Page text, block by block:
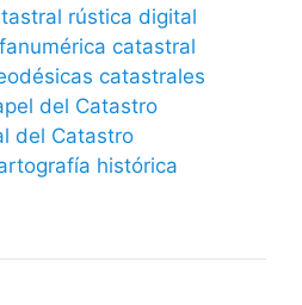
rústica digital
catastral
catastrales
del Catastro
del Catastro
histórica